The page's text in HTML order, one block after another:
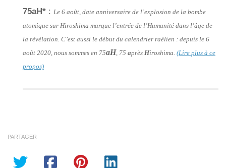
75aH* : Le 6 août, date anniversaire de l’explosion de la bombe
atomique sur Hiroshima marque l’entrée de l’Humanité dans l’âge de
la révélation. C’est aussi le début du calendrier raélien : depuis le 6
août 2020, nous sommes en 75aH, 75 après Hiroshima. (Lire plus à ce
propos)
PARTAGER